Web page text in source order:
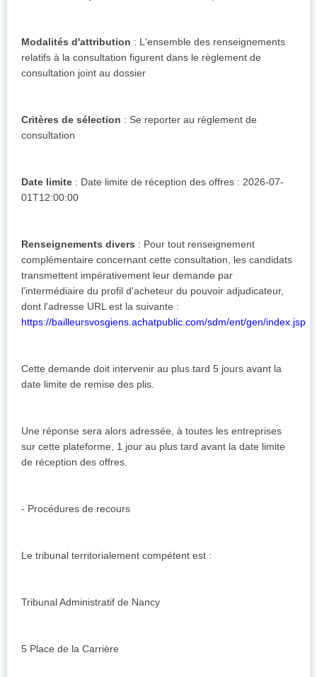
Modalités d'attribution : L'ensemble des renseignements
relatifs à la consultation figurent dans le règlement de
consultation joint au dossier
Critères de sélection : Se reporter au règlement de
consultation
Date limite : Date limite de réception des offres : 2026-07-
01T12:00:00
Renseignements divers : Pour tout renseignement
complémentaire concernant cette consultation, les candidats
transmettent impérativement leur demande par
l'intermédiaire du profil d'acheteur du pouvoir adjudicateur,
dont l'adresse URL est la suivante :
https://bailleursvosgiens.achatpublic.com/sdm/ent/gen/index.jsp
Cette demande doit intervenir au plus tard 5 jours avant la
date limite de remise des plis.
Une réponse sera alors adressée, à toutes les entreprises
sur cette plateforme, 1 jour au plus tard avant la date limite
de réception des offres.
- Procédures de recours
Le tribunal territorialement compétent est :
Tribunal Administratif de Nancy
5 Place de la Carrière